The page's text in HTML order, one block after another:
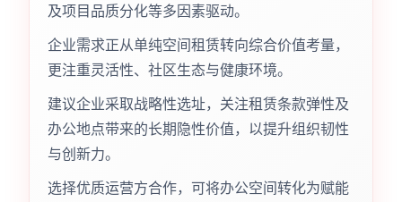
及项目品质分化等多因素驱动。
企业需求正从单纯空间租赁转向综合价值考量，
更注重灵活性、社区生态与健康环境。
建议企业采取战略性选址，关注租赁条款弹性及
办公地点带来的长期隐性价值，以提升组织韧性
与创新力。
选择优质运营方合作，可将办公空间转化为赋能